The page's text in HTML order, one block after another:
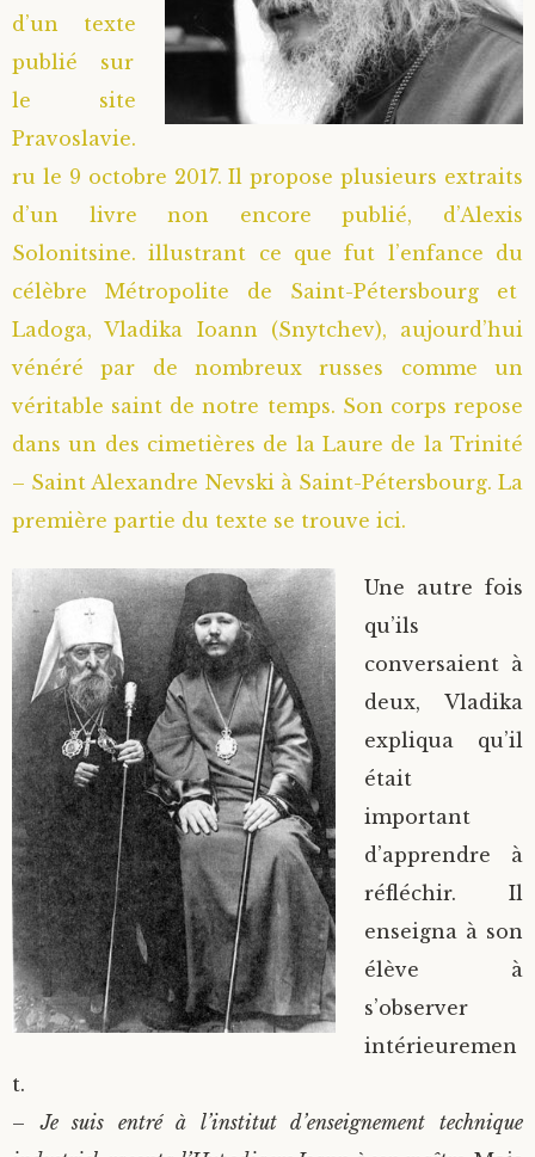
Saint Hilarion (Troïtski)
Saint Jean de Kronstadt
Saint Laurent de Tchernigov
Saint Nikon d’Optina
Saint Seraphim de Sarov
Saint Seraphim de Vyritsa
Saint Serge de Radonège
Saint Siméon (Jelnine)
Saint Sophrony l’Athonite
Sainte Xenia
Sainte Matrone de Moscou
Saint Spyridon
Métropolite Zénobe (Majouga)
Archimandrite Adrien (Kirsanov)
Archimandrite Alipi (Voronov)
Archimandrite Andronique (Loukach)
Archimandrite Athénogène (Agapov)
Higoumène Boris (Kramtsov)
Bienheureuses et Staritsas
Bienheureuse Lioubouchka
Bienheureuse Maria Ivanovna
Staritsa Marie Makovkine
Natalia de Vyritsa
Staritsa Anastasia
Geronda Grigorios de Dochiariou
Archimandrite Hippolyte (Khaline)
Archimandrite Lazare (Abachidzé)
Geronda Arsenios le Spiléote
Gerondissa Makrina (Vassopoulou)
Archimandrite Nathanaël (Pospelov)
Père Héliodore
Famille spirituelle
Portraits
d’un texte
publié sur
le site
Pravoslavie.
ru le 9 octobre 2017. Il propose plusieurs extraits
d’un livre non encore publié, d’Alexis
Solonitsine. illustrant ce que fut l’enfance du
célèbre Métropolite de Saint-Pétersbourg et
Ladoga, Vladika Ioann (Snytchev), aujourd’hui
vénéré par de nombreux russes comme un
véritable saint de notre temps. Son corps repose
dans un des cimetières de la Laure de la Trinité
– Saint Alexandre Nevski à Saint-Pétersbourg. La
première partie du texte se trouve ici.
Une autre fois
qu’ils
conversaient à
deux, Vladika
expliqua qu’il
était
important
d’apprendre à
réfléchir. Il
enseigna à son
élève à
s’observer
intérieuremen
t.
–Je suis entré à l’institut d’enseignement technique